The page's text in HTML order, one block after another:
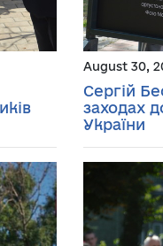
August 30,
Сергій
заходах
України